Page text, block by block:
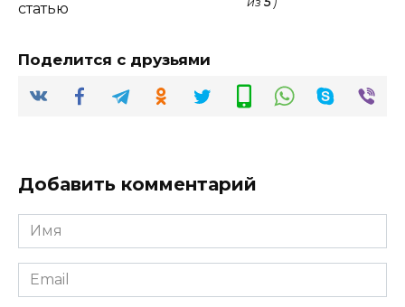
статью
Поделится с друзьями
Добавить комментарий
Имя
*
Email
*